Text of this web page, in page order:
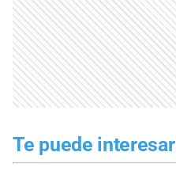
Te puede interesar